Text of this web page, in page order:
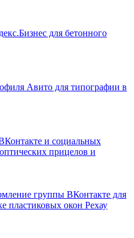
для бетонного
Авито для типографии в
и социальных
прицелов и
группы ВКонтакте для
пластиковых окон Рехау